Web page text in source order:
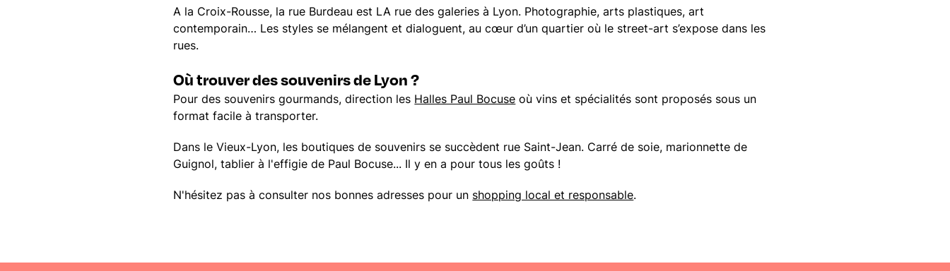
A la Croix-Rousse, la rue Burdeau est LA rue des galeries à Lyon. Photographie, arts plastiques, art
contemporain… Les styles se mélangent et dialoguent, au cœur d’un quartier où le street-art s’expose dans les
rues.
Où trouver des souvenirs de Lyon ?
Pour des souvenirs gourmands, direction les Halles Paul Bocuse où vins et spécialités sont proposés sous un
format facile à transporter.
Dans le Vieux-Lyon, les boutiques de souvenirs se succèdent rue Saint-Jean. Carré de soie, marionnette de
Guignol, tablier à l'effigie de Paul Bocuse... Il y en a pour tous les goûts !
N'hésitez pas à consulter nos bonnes adresses pour un shopping local et responsable.